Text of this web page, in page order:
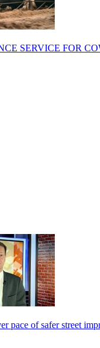
SERVICE FOR
pace of safer street